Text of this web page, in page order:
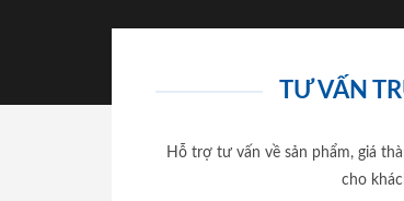
TƯ VẤN
Hỗ trợ tư vấn về sản phẩm, giá
cho